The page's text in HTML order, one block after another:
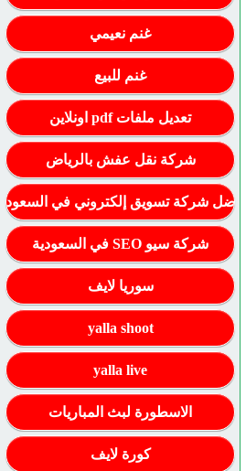
غنم نعيمي
غنم للبيع
تعديل ملفات pdf اونلاين
شركة نقل عفش بالرياض
أفضل شركة تسويق إلكتروني في السعودية
شركة سيو SEO في السعودية
سوريا لايف
yalla shoot
yalla live
الاسطورة لبث المباريات
كورة لايف